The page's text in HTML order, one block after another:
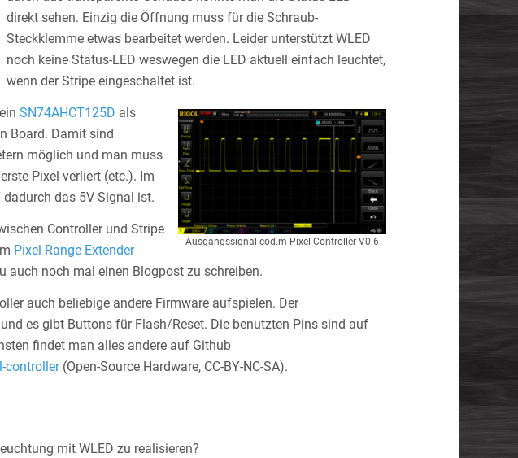
direkt sehen. Einzig die Öffnung muss für die Schraub-
Steckklemme etwas bearbeitet werden. Leider unterstützt WLED
noch keine Status-LED weswegen die LED aktuell einfach leuchtet,
wenn der Stripe eingeschaltet ist.
Ausgangssignal cod.m Pixel Controller V0.6
SN74AHCT125D als
Board. Damit sind
möglich und man muss
Pixel verliert (etc.). Im
das 5V-Signal ist.
Controller und Stripe
Pixel Range Extender
noch mal einen Blogpost zu schreiben.
auch beliebige andere Firmware aufspielen. Der
es gibt Buttons für Flash/Reset. Die benutzten Pins sind auf
findet man alles andere auf Github
controller(Open-Source Hardware, CC-BY-NC-SA).
mit WLED zu realisieren?